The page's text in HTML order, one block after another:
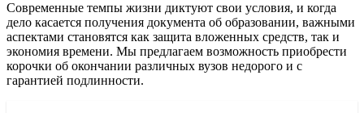
Современные темпы жизни диктуют свои условия, и когда
дело касается получения документа об образовании, важными
аспектами становятся как защита вложенных средств, так и
экономия времени. Мы предлагаем возможность приобрести
корочки об окончании различных вузов недорого и с
гарантией подлинности.